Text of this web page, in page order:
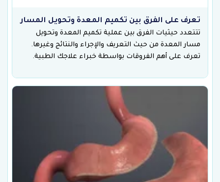
تعرف على الفرق بين تكميم المعدة وتحويل المسار
تتتعدد حيثيات الفرق بين عملية تكميم المعدة وتحويل
مسار المعدة من حيث التعريف والإجراء والنتائج وغيرها.
تعرف على أهم الفروقات بواسطة خبراء علاجك الطبية.